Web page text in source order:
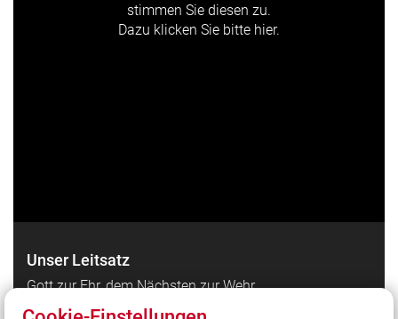
stimmen Sie diesen zu.
Dazu klicken Sie bitte hier.
Unser Leitsatz
Gott zur Ehr, dem Nächsten zur Wehr